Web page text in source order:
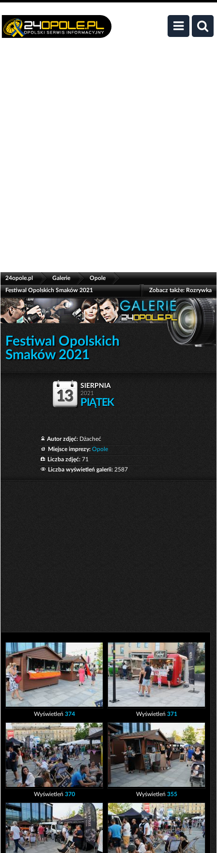
24opole.pl Galerie Opole
Festiwal Opolskich Smaków 2021 Zobacz także:Rozrywka
Festiwal Opolskich
Smaków 2021
13
sierpnia
2021
PIĄTEK
Autor zdjęć: Dżacheć
Miejsce imprezy: Opole
Liczba zdjęć: 71
Liczba wyświetleń galerii: 2587
Wyświetleń 374 Wyświetleń 371
Wyświetleń 370 Wyświetleń 355